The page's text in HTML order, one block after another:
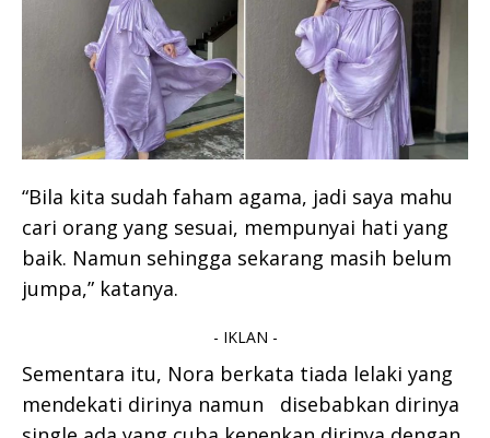
“Bila kita sudah faham agama, jadi saya mahu
cari orang yang sesuai, mempunyai hati yang
baik. Namun sehingga sekarang masih belum
jumpa,” katanya.
- IKLAN -
Sementara itu, Nora berkata tiada lelaki yang
mendekati dirinya namun
disebabkan dirinya